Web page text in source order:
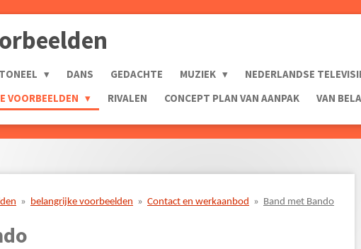
TONEEL DANS GEDACHTE MUZIEK NEDERLANDSE
VOORBEELDEN RIVALEN CONCEPT PLAN VAN AANPAK VAN
» belangrijke voorbeelden » Contact en werkaanbod » Band met Bando